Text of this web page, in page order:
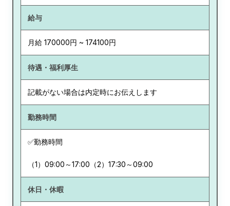
給与
月給 170000円 ~ 174100円
待遇・福利厚生
記載がない場合は内定時にお伝えします
勤務時間
✅勤務時間
（1）09:00～17:00（2）17:30～09:00
休日・休暇